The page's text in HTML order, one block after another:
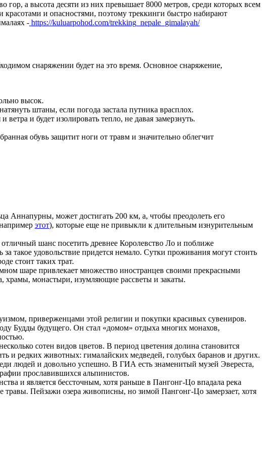
а высота десяти из них превышает 8000 метров, среди которых всем
красотами и опасностями, поэтому треккинги быстро набирают
- https://kuluarpohod.com/trekking_nepale_gimalayah/
снаряжении будет на это время. Основное снаряжение,
высок.
штаны, если погода застала путника врасплох.
и будет изолировать тепло, не давая замерзнуть.
обувь защитит ноги от травм и значительно облегчит
Аннапурны, может достигать 200 км, а, чтобы преодолеть его
этот), которые еще не привыкли к длительным изнурительным
шанс посетить древнее Королевство Ло и поближе
такое удовольствие придется немало. Сутки проживания могут стоить
стоит таких трат.
шаре привлекает множество иностранцев своими прекрасными
храмы, монастыри, изумляющие рассветы и закаты.
приверженцами этой религии и покупки красивых сувениров.
Будды будущего. Он стал «домом» отдыха многих монахов,
сотен видов цветов. В период цветения долина становится
и редких животных: гималайских медведей, голубых баранов и других.
людей и довольно успешно. В ГИА есть знаменитый музей Эвереста,
прославившихся альпинистов.
и является бессточным, хотя раньше в Пангонг-Цо впадала река
травы. Пейзажи озера живописны, но зимой Пангонг-Цо замерзает, хотя